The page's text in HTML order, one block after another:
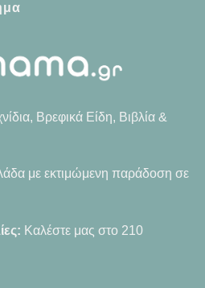
Βρεφικά Είδη, Βιβλία &
με εκτιμώμενη παράδοση σε
Καλέστε μας στο 210